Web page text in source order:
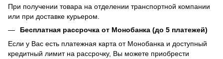
При получении товара на отделении транспортной компании
или при доставке курьером.
Бесплатная рассрочка от Монобанка (до 5 платежей)
Если у Вас есть платежная карта от Монобанка и доступный
кредитный лимит на рассрочку, Вы можете приобрести